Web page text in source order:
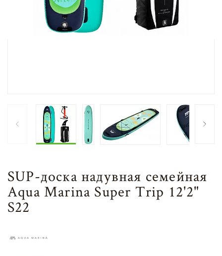
SUP-доска надувная семейная
Aqua Marina Super Trip 12'2"
S22